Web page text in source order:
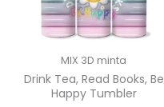
MIX 3D minta
Drink Tea, Read Books, Be
Happy Tumbler